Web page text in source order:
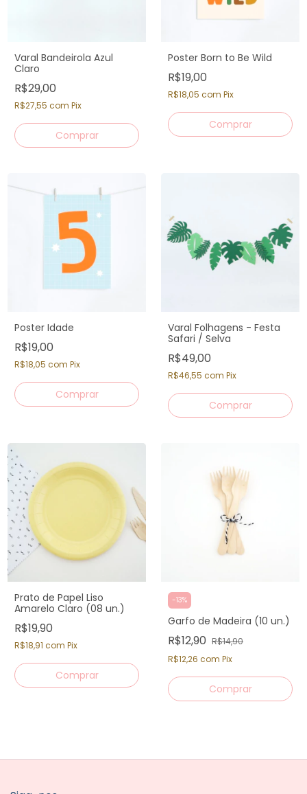
Varal Bandeirola Azul
Claro
R$29,00
R$27,55 com Pix
Poster Born to Be Wild
R$19,00
R$18,05 com Pix
Poster Idade
R$19,00
R$18,05 com Pix
Varal Folhagens - Festa
Safari / Selva
R$49,00
R$46,55 com Pix
Prato de Papel Liso
Amarelo Claro (08 un.)
R$19,90
R$18,91 com Pix
-13%
Garfo de Madeira (10 un.)
R$12,90 R$14,90
R$12,26 com Pix